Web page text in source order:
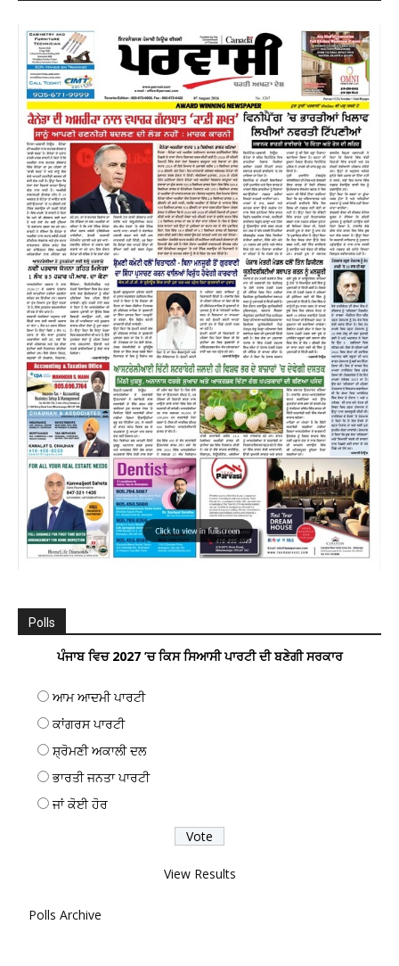
Polls
ਪੰਜਾਬ ਵਿਚ 2027 ’ਚ ਕਿਸ ਸਿਆਸੀ ਪਾਰਟੀ ਦੀ ਬਣੇਗੀ ਸਰਕਾਰ
ਆਮ ਆਦਮੀ ਪਾਰਟੀ
ਕਾਂਗਰਸ ਪਾਰਟੀ
ਸ਼੍ਰੋਮਣੀ ਅਕਾਲੀ ਦਲ
ਭਾਰਤੀ ਜਨਤਾ ਪਾਰਟੀ
ਜਾਂ ਕੋਈ ਹੋਰ
View Results
Polls Archive